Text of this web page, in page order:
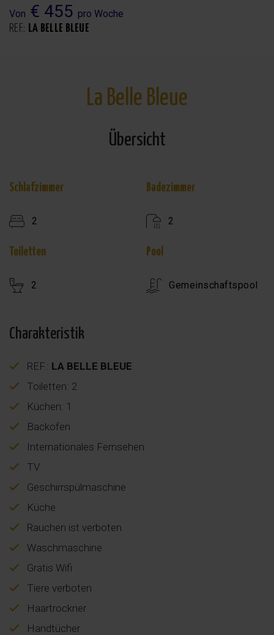
Von € 455 pro Woche
REF.: LA BELLE BLEUE
La Belle Bleue
Übersicht
Schlafzimmer
2
Badezimmer
2
Toiletten
2
Pool
Gemeinschaftspool
Charakteristik
REF.: LA BELLE BLEUE
Toiletten: 2
Küchen: 1
Backofen
Internationales Fernsehen
TV
Geschirrspülmaschine
Küche
Rauchen ist verboten
Waschmaschine
Gratis Wifi
Tiere verboten
Haartrockner
Handtücher